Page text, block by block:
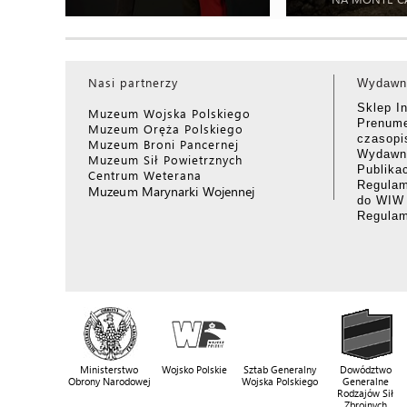
Nasi partnerzy
Muzeum Wojska Polskiego
Muzeum Oręża Polskiego
Muzeum Broni Pancernej
Muzeum Sił Powietrznych
Centrum Weterana
Muzeum Marynarki Wojennej
Sklep
do WIW
Ministerstwo
Obrony Narodowej
Wojsko Polskie
Sztab Generalny
Wojska Polskiego
Dowództwo
Generalne
Rodzajów Sił